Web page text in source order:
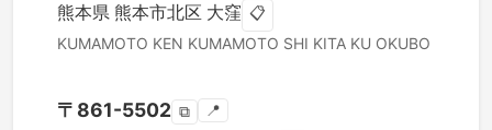
熊本県 熊本市北区 大窪 📋
KUMAMOTO KEN KUMAMOTO SHI KITA KU OKUBO
〒 861-5502 ⧉ 📍